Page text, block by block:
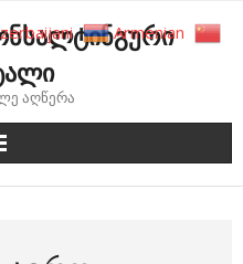
აღწერა
Armenian